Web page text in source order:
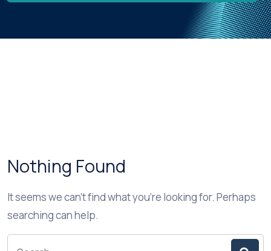
Nothing Found
It seems we can’t find what you’re looking for. Perhaps
searching can help.